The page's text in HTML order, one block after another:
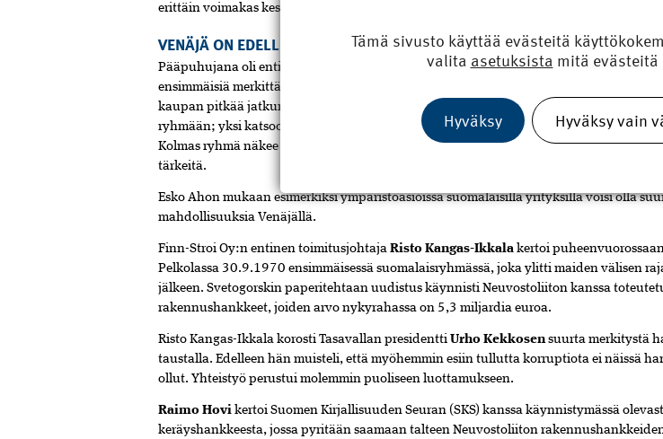
erittäin voimakas keskittyminen kasvukeskuksiin ja erityisesti pääkaupunkiseudulle.
VENÄJÄ ON EDELLEEN MAHDOLLISUUS
Pääpuhujana oli entinen pääministeri Esko Aho. Hänestä oli yllättävää, että
ensimmäisiä merkittäviä kansainvälistyneitä toimialoja maassamme. Edelleen hän
kaupan pitkää jatkumoa, joka on Suomelle aina merkittävä asia. Hän jakoi suomalaiset
ryhmään; yksi katsoo asioita aina Venäjän kannalta, toisten mielestä emme tarvitse
Kolmas ryhmä näkee Venäjän tärkeäksi kauppakumppaniksi, mutta myös muut maat
tärkeitä.
Esko Ahon mukaan esimerkiksi ympäristöasioissa suomalaisilla yrityksillä voisi olla
mahdollisuuksia Venäjällä.
Finn-Stroi Oy:n entinen toimitusjohtaja Risto Kangas-Ikkala kertoi
Pelkolassa 30.9.1970 ensimmäisessä suomalaisryhmässä, joka ylitti maiden välisen
jälkeen. Svetogorskin paperitehtaan uudistus käynnisti Neuvostoliiton kanssa
rakennushankkeet, joiden arvo nykyrahassa on 5,3 miljardia euroa.
Risto Kangas-Ikkala korosti Tasavallan presidentti Urho Kekkosensuurta merkitystä
taustalla. Edelleen hän muisteli, että myöhemmin esiin tullutta korruptiota ei näissä
ollut. Yhteistyö perustui molemmin puoliseen luottamukseen.
Raimo Hovi kertoi Suomen Kirjallisuuden Seuran (SKS) kanssa käynnistymässä
keräyshankkeesta, jossa pyritään saamaan talteen Neuvostoliiton
Tämä sivusto käyttää evästeitä
valita asetuksista mitä
Hyväksy Hyväksy vain